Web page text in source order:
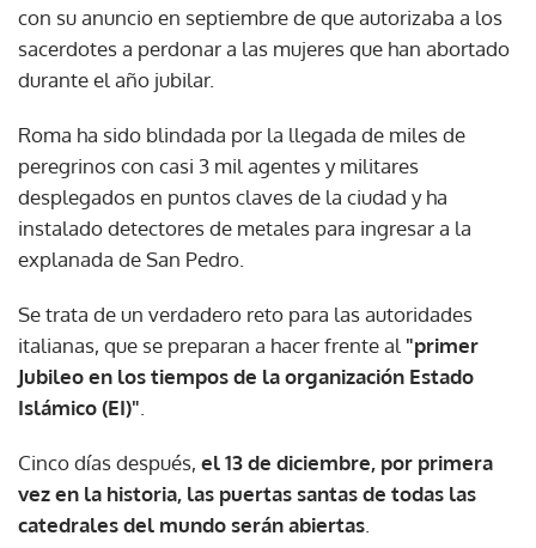
con su anuncio en septiembre de que autorizaba a los
sacerdotes a perdonar a las mujeres que han abortado
durante el año jubilar.
Roma ha sido blindada por la llegada de miles de
peregrinos con casi 3 mil agentes y militares
desplegados en puntos claves de la ciudad y ha
instalado detectores de metales para ingresar a la
explanada de San Pedro.
Se trata de un verdadero reto para las autoridades
italianas, que se preparan a hacer frente al "primer
Jubileo en los tiempos de la organización Estado
Islámico (EI)"
Cinco días después, el 13 de diciembre, por primera
vez en la historia, las puertas santas de todas las
catedrales del mundo serán abiertas